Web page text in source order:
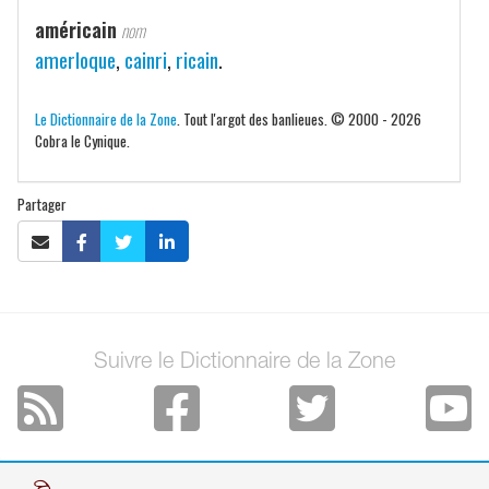
américain nom
amerloque, cainri, ricain.
Le Dictionnaire de la Zone . Tout l'argot des banlieues. © 2000 - 2026
Cobra le Cynique.
Partager
Suivre le Dictionnaire de la Zone